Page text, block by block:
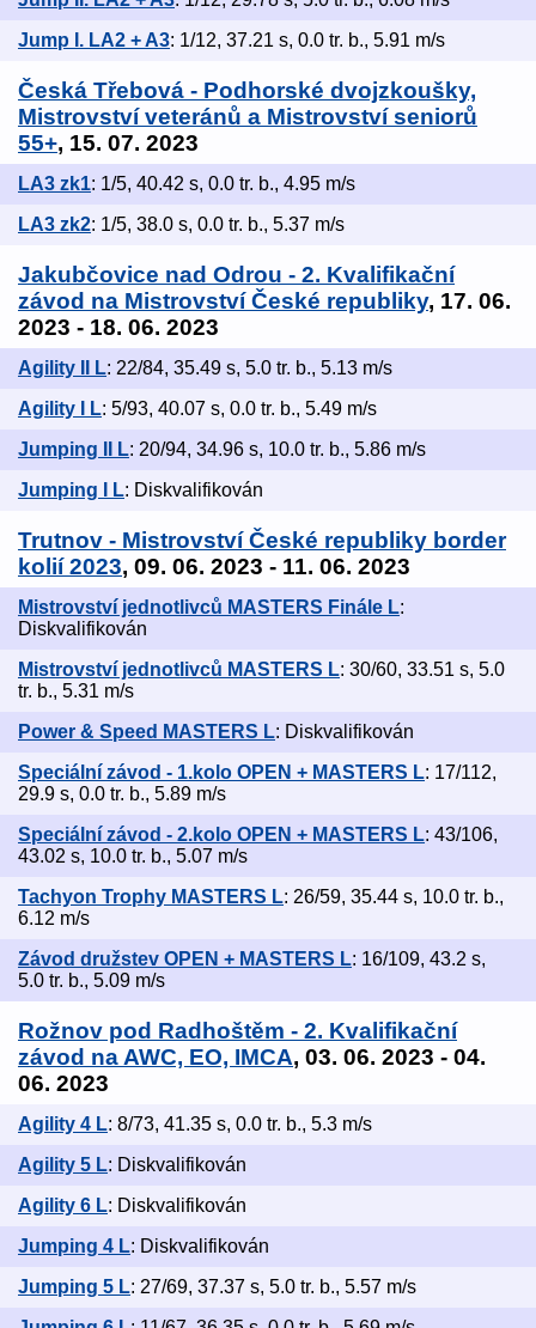
Jump I. LA2 + A3: 1/12, 37.21 s, 0.0 tr. b., 5.91 m/s
Česká Třebová - Podhorské dvojzkoušky,
Mistrovství veteránů a Mistrovství seniorů
55+, 15. 07. 2023
LA3 zk1: 1/5, 40.42 s, 0.0 tr. b., 4.95 m/s
LA3 zk2: 1/5, 38.0 s, 0.0 tr. b., 5.37 m/s
Jakubčovice nad Odrou - 2. Kvalifikační
závod na Mistrovství České republiky, 17. 06.
2023 - 18. 06. 2023
Agility II L: 22/84, 35.49 s, 5.0 tr. b., 5.13 m/s
Agility I L: 5/93, 40.07 s, 0.0 tr. b., 5.49 m/s
Jumping II L: 20/94, 34.96 s, 10.0 tr. b., 5.86 m/s
Jumping I L: Diskvalifikován
Trutnov - Mistrovství České republiky border
kolií 2023, 09. 06. 2023 - 11. 06. 2023
Mistrovství jednotlivců MASTERS Finále L:
Diskvalifikován
Mistrovství jednotlivců MASTERS L: 30/60, 33.51 s, 5.0
tr. b., 5.31 m/s
Power & Speed MASTERS L: Diskvalifikován
Speciální závod - 1.kolo OPEN + MASTERS L: 17/112,
29.9 s, 0.0 tr. b., 5.89 m/s
Speciální závod - 2.kolo OPEN + MASTERS L: 43/106,
43.02 s, 10.0 tr. b., 5.07 m/s
Tachyon Trophy MASTERS L: 26/59, 35.44 s, 10.0 tr. b.,
6.12 m/s
Závod družstev OPEN + MASTERS L: 16/109, 43.2 s,
5.0 tr. b., 5.09 m/s
Rožnov pod Radhoštěm - 2. Kvalifikační
závod na AWC, EO, IMCA, 03. 06. 2023 - 04.
06. 2023
Agility 4 L: 8/73, 41.35 s, 0.0 tr. b., 5.3 m/s
Agility 5 L: Diskvalifikován
Agility 6 L: Diskvalifikován
Jumping 4 L: Diskvalifikován
Jumping 5 L: 27/69, 37.37 s, 5.0 tr. b., 5.57 m/s